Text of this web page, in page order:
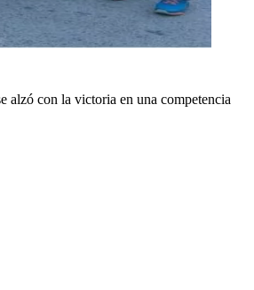
alzó con la victoria en una competencia